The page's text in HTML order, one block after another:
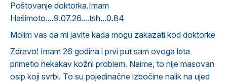
Poštovanje doktorka.Imam
Hašimoto....9.07.26....tsh...0.84
Molim vas da mi javite kada mogu zakazati kod doktorke
Zdravo! Imam 26 godina i prvi put sam ovoga leta
primetio nekakav kožni problem. Naime, to nije masovan
osip koji svrbi. To su pojedinačne izbočine nalik na ujed